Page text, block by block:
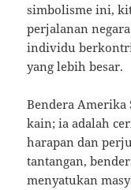
simbolisme ini,
perjalanan
individu
yang lebih besar.
Bendera Amerika
kain; ia adalah
harapan dan
tantangan,
menyatukan